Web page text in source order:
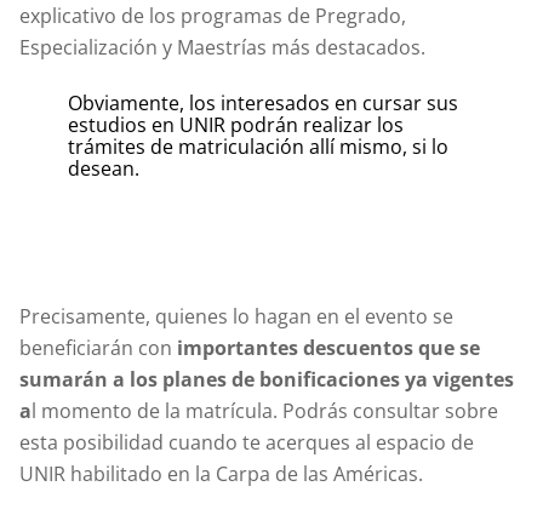
explicativo de los programas de Pregrado,
Especialización y Maestrías más destacados.
Obviamente, los interesados en cursar sus
estudios en UNIR podrán realizar los
trámites de matriculación allí mismo, si lo
desean.
Precisamente, quienes lo hagan en el evento se
beneficiarán con importantes descuentos que se
sumarán a los planes de bonificaciones ya vigentes
al momento de la matrícula. Podrás consultar sobre
esta posibilidad cuando te acerques al espacio de
UNIR habilitado en la Carpa de las Américas.